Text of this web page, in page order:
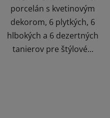
porcelán s kvetinovým
dekorom, 6 plytkých, 6
hlbokých a 6 dezertných
tanierov pre štýlové...